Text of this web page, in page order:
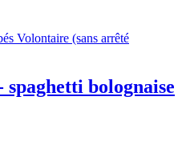
Volontaire (sans arrêté
spaghetti bolognaise